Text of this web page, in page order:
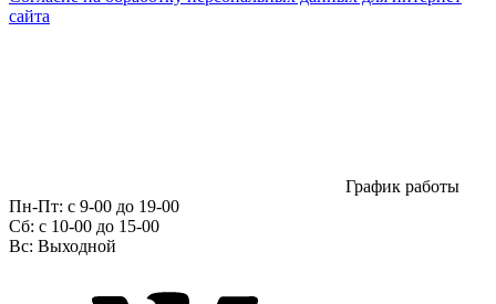
сайта
График работы
Пн-Пт: с 9-00 до 19-00
Сб: c 10-00 до 15-00
Вс: Выходной